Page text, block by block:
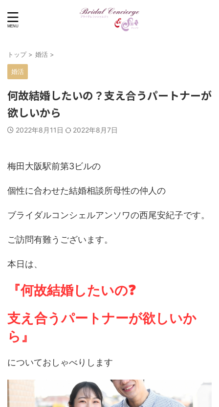
トップ > 婚活 >
婚活
何故結婚したいの？支え合うパートナーが
欲しいから
2022年8月11日 2022年8月7日
梅田大阪駅前第3ビルの
個性に合わせた結婚相談所母性の仲人の
ブライダルコンシェルアンソワの西尾安紀子です。
ご訪問有難うございます。
本日は、
『何故結婚したいの❓
支え合うパートナーが欲しいか
ら』
についておしゃべりします